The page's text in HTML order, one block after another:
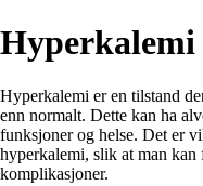
Hyperkalemi er en tilstand
enn normalt. Dette kan ha
funksjoner og helse. Det er
hyperkalemi, slik at man
komplikasjoner.